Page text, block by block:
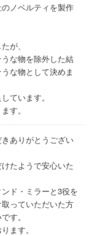
ノベルティを製作
が、
な物を除外した結
な物として決めま
ています。
す。
ありがとうござい
たようで安心いた
ド・ミラーと3役を
っていただいた方
す。
ます。